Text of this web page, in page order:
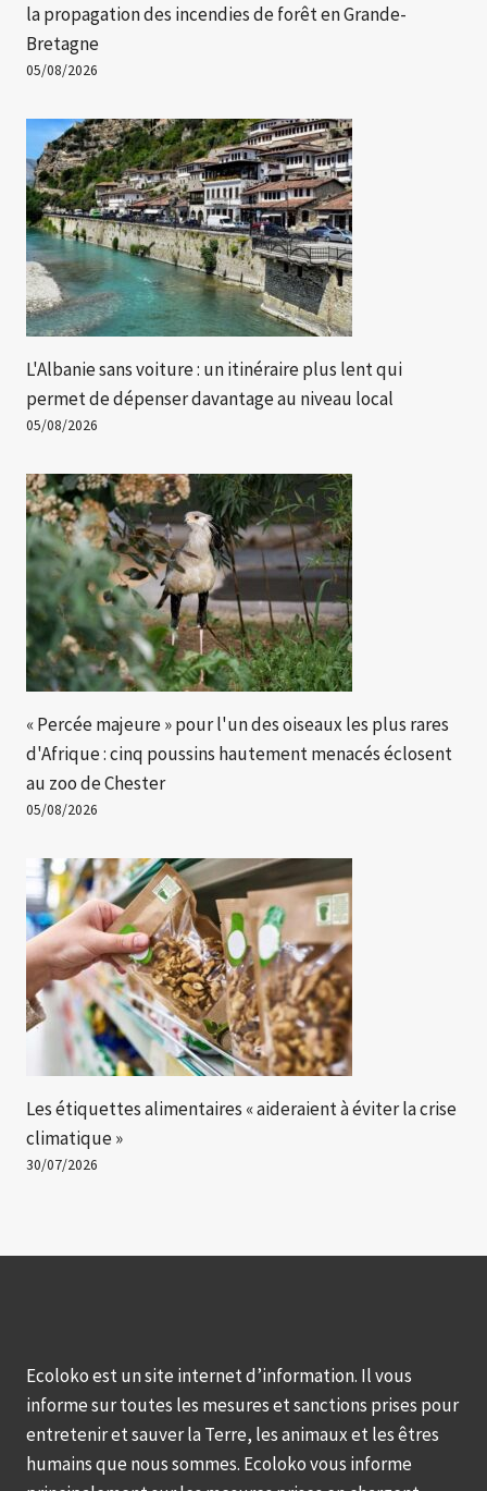
la propagation des incendies de forêt en Grande-
Bretagne
05/08/2026
L'Albanie sans voiture : un itinéraire plus lent qui
permet de dépenser davantage au niveau local
05/08/2026
« Percée majeure » ​​pour l'un des oiseaux les plus rares
d'Afrique : cinq poussins hautement menacés éclosent
au zoo de Chester
05/08/2026
Les étiquettes alimentaires « aideraient à éviter la crise
climatique »
30/07/2026
Ecoloko est un site internet d’information. Il vous
informe sur toutes les mesures et sanctions prises pour
entretenir et sauver la Terre, les animaux et les êtres
humains que nous sommes. Ecoloko vous informe